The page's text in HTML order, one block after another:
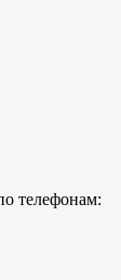
телефонам: